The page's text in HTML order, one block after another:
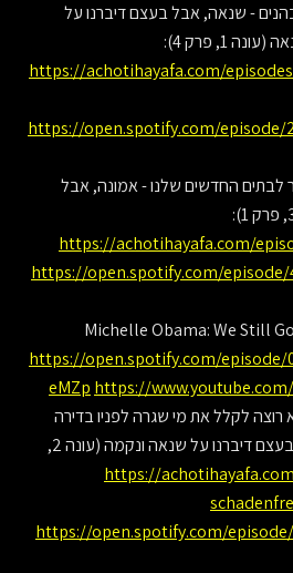
- שנאה, אבל בעצם דיברנו על
1, פרק 4):
https://achotihayafa.com/
https://open.spotify.com/episode/
לבתים החדשים שלנו - אמונה, אבל
https://achotihayafa.com/
https://open.spotify.com/episode/
https://open.spotify.com/episode/
eMZp https://www.youtube.com/
לקלל את מי שגרה לפניו בדירה
בהרצל - שמחה לאיד, אבל בעצם דיברנו על שנאה ונקמה (עונה 2,
https://
https://open.spotify.com/